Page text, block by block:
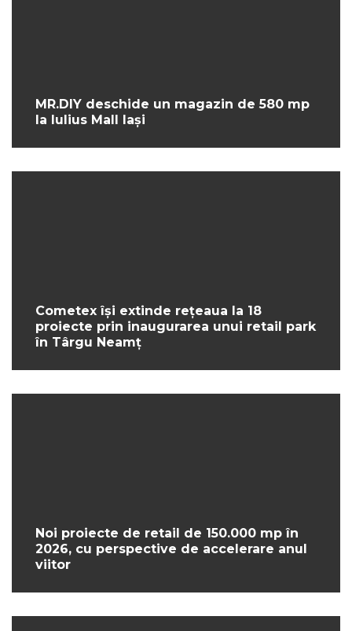
MR.DIY deschide un magazin de 580 mp
la Iulius Mall Iași
Cometex își extinde rețeaua la 18
proiecte prin inaugurarea unui retail park
în Târgu Neamț
Noi proiecte de retail de 150.000 mp în
2026, cu perspective de accelerare anul
viitor